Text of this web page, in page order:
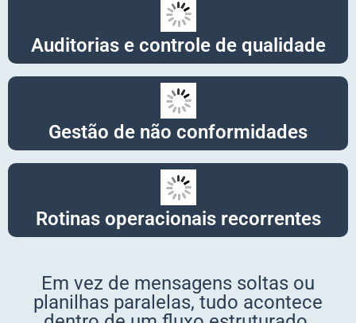
Auditorias e controle de qualidade
Gestão de não conformidades
Rotinas operacionais recorrentes
Em vez de mensagens soltas ou
planilhas paralelas, tudo acontece